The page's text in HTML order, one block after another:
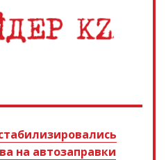
на автозаправки